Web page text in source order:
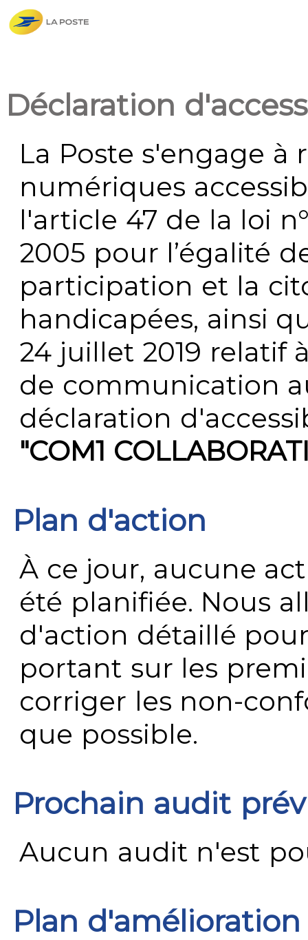
Déclaration
La Poste s'engage à
numériques
l'article 47 de la loi
2005 pour l’égalité
participation et la
handicapées, ainsi
24 juillet 2019 relatif
de communication
déclaration
"COM1
Plan d'action
À ce jour, aucune
été planifiée. Nous
d'action détaillé
portant sur les
corriger les non-
que possible.
Prochain audit
Aucun audit n'est
Plan